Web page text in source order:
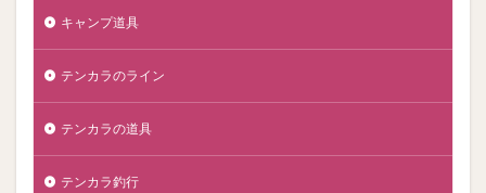
キャンプ道具
テンカラのライン
テンカラの道具
テンカラ釣行